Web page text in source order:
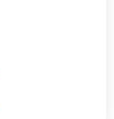
Saint-
le site de la
et les
redonné
Saint-